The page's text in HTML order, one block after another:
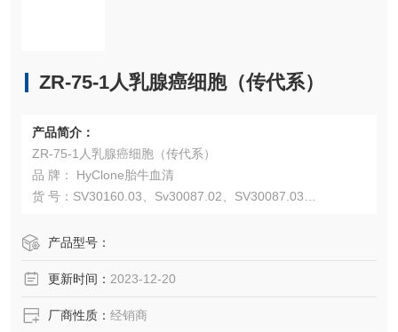
ZR-75-1人乳腺癌细胞（传代系）
产品简介：
ZR-75-1人乳腺癌细胞（传代系）
品 牌： HyClone胎牛血清
货 号：SV30160.03、Sv30087.02、SV30087.03
血 源： SOUTH AMERICA
运输保存及注意点：
2.-20℃，避光恒温冰箱，避免反复冻融！
产品型号：
更新时间： 2023-12-20
厂商性质： 经销商